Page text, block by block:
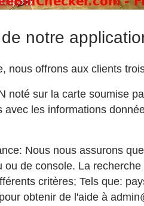
notre
nous offrons aux clients
noté sur la carte soumise
les informations
Nous nous assurons
de console. La
critères; Tels que:
obtenir de l'aide à